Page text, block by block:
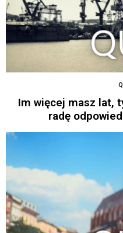
Im więcej masz lat,
radę